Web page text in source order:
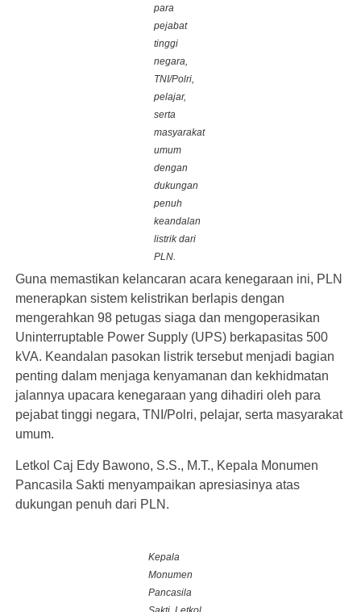
para
pejabat
tinggi
negara,
TNI/Polri,
pelajar,
serta
masyarakat
umum
dengan
dukungan
penuh
keandalan
listrik dari
PLN.
Guna memastikan kelancaran acara kenegaraan ini, PLN
menerapkan sistem kelistrikan berlapis dengan
mengerahkan 98 petugas siaga dan mengoperasikan
Uninterruptable Power Supply (UPS) berkapasitas 500
kVA. Keandalan pasokan listrik tersebut menjadi bagian
penting dalam menjaga kenyamanan dan kekhidmatan
jalannya upacara kenegaraan yang dihadiri oleh para
pejabat tinggi negara, TNI/Polri, pelajar, serta masyarakat
umum.
Letkol Caj Edy Bawono, S.S., M.T., Kepala Monumen
Pancasila Sakti menyampaikan apresiasinya atas
dukungan penuh dari PLN.
Kepala
Monumen
Pancasila